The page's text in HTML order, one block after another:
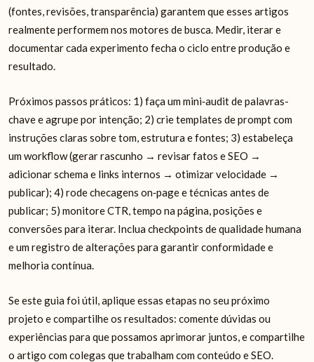
(fontes, revisões, transparência) garantem que esses artigos
realmente performem nos motores de busca. Medir, iterar e
documentar cada experimento fecha o ciclo entre produção e
resultado.
Próximos passos práticos: 1) faça um mini‑audit de palavras-
chave e agrupe por intenção; 2) crie templates de prompt com
instruções claras sobre tom, estrutura e fontes; 3) estabeleça
um workflow (gerar rascunho → revisar fatos e SEO →
adicionar schema e links internos → otimizar velocidade →
publicar); 4) rode checagens on‑page e técnicas antes de
publicar; 5) monitore CTR, tempo na página, posições e
conversões para iterar. Inclua checkpoints de qualidade humana
e um registro de alterações para garantir conformidade e
melhoria contínua.
Se este guia foi útil, aplique essas etapas no seu próximo
projeto e compartilhe os resultados: comente dúvidas ou
experiências para que possamos aprimorar juntos, e compartilhe
o artigo com colegas que trabalham com conteúdo e SEO.